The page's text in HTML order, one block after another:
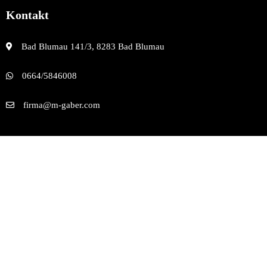
Kontakt
Bad Blumau 141/3, 8283 Bad Blumau
0664/5846008
firma@m-gaber.com